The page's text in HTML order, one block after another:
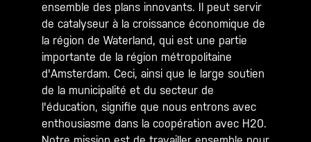
ensemble des plans innovants. Il peut servir
de catalyseur à la croissance économique de
la région de Waterland, qui est une partie
importante de la région métropolitaine
d'Amsterdam. Ceci, ainsi que le large soutien
de la municipalité et du secteur de
l'éducation, signifie que nous entrons avec
enthousiasme dans la coopération avec H20.